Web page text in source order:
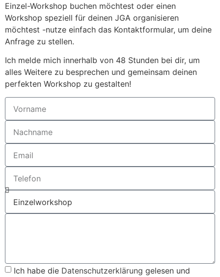
Einzel-Workshop buchen möchtest oder einen
Workshop speziell für deinen JGA organisieren
möchtest -nutze einfach das Kontaktformular, um deine
Anfrage zu stellen.
Ich melde mich innerhalb von 48 Stunden bei dir, um
alles Weitere zu besprechen und gemeinsam deinen
perfekten Workshop zu gestalten!
Ich habe die Datenschutzerklärung gelesen und